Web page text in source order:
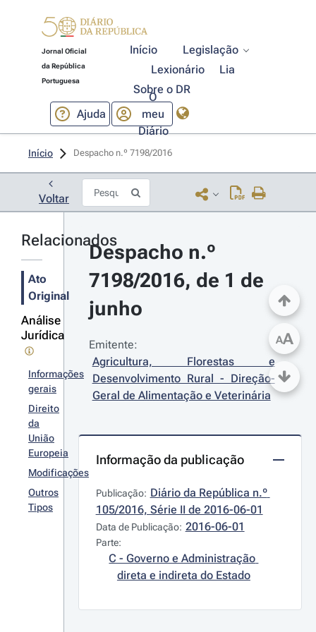
Jornal Oficial
da República
Portuguesa
Início
Legislação
Lexionário
Lia
Sobre o DR
Ajuda
O
meu
Diário
Início Despacho n.º 7198/2016
Voltar
Relacionados
Ato
Original
Análise
Jurídica
Informações
gerais
Direito
da
União
Europeia
Modificações
Outros
Tipos
Despacho n.º
7198/2016, de 1 de
junho
Emitente:
Agricultura, Florestas e
Desenvolvimento Rural - Direção-
Geral de Alimentação e Veterinária
Informação da publicação
Publicação: Diário da República n.º
105/2016, Série II de 2016-06-01
Data de Publicação: 2016-06-01
Parte:
C - Governo e Administração
direta e indireta do Estado
AA